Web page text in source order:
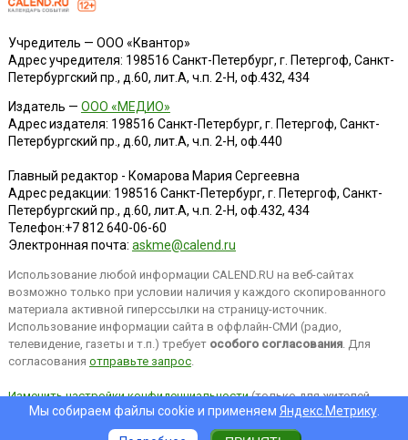
Учредитель — ООО «Квантор»
Адрес учредителя: 198516 Санкт-Петербург, г. Петергоф, Санкт-
Петербургский пр., д.60, лит.А, ч.п. 2-Н, оф.432, 434
Издатель — ООО «МЕДИО»
Адрес издателя: 198516 Санкт-Петербург, г. Петергоф, Санкт-
Петербургский пр., д.60, лит.А, ч.п. 2-Н, оф.440
Главный редактор - Комарова Мария Сергеевна
Адрес редакции: 198516 Санкт-Петербург, г. Петергоф, Санкт-
Петербургский пр., д.60, лит.А, ч.п. 2-Н, оф.432, 434
Телефон:+7 812 640-06-60
Электронная почта: askme@calend.ru
Использование любой информации CALEND.RU на веб-сайтах
возможно только при условии наличия у каждого скопированного
материала активной гиперссылки на страницу-источник.
Использование информации сайта в оффлайн-СМИ (радио,
телевидение, газеты и т.п.) требует особого согласования. Для
согласования отправьте запрос.
Изменить настройки конфиденциальности(только для жителей
EEA).Мы собираем файлы cookie и применяем Яндекс.Метрику.